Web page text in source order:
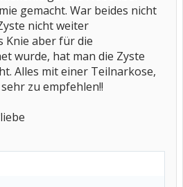
gemacht. War beides nicht
nicht weiter
Knie aber für die
wurde, hat man die Zyste
Alles mit einer Teilnarkose,
zu empfehlen!!